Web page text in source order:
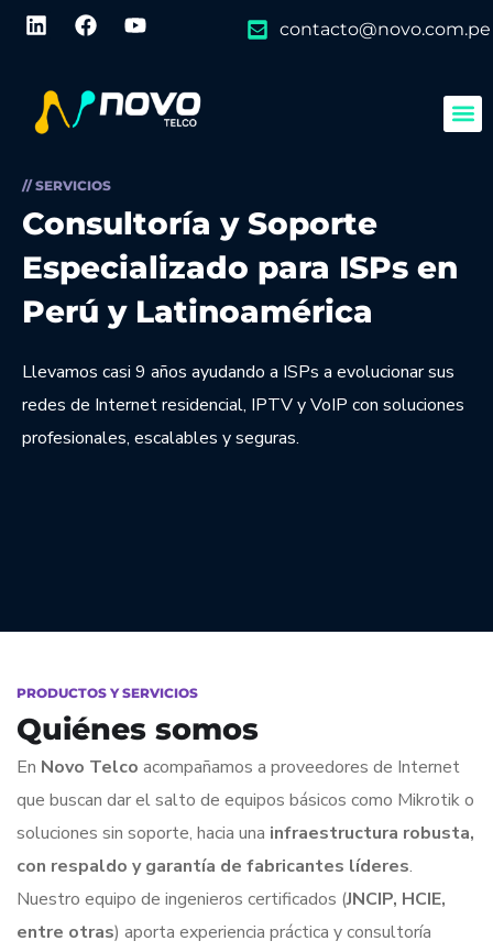
contacto@novo.com.pe
// SERVICIOS
Consultoría y Soporte
Especializado para ISPs en
Perú y Latinoamérica
Llevamos casi 9 años ayudando a ISPs a evolucionar sus
redes de Internet residencial, IPTV y VoIP con soluciones
profesionales, escalables y seguras.
PRODUCTOS Y SERVICIOS
Quiénes somos
En Novo Telco acompañamos a proveedores de Internet
que buscan dar el salto de equipos básicos como Mikrotik o
soluciones sin soporte, hacia una infraestructura robusta,
con respaldo y garantía de fabricantes líderes.
Nuestro equipo de ingenieros certificados (JNCIP, HCIE,
entre otras) aporta experiencia práctica y consultoría